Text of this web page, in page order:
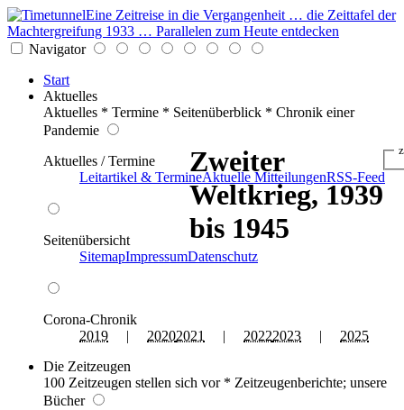
Eine Zeitreise in die Vergangenheit … die Zeittafel der
Machtergreifung 1933 … Parallelen zum Heute entdecken
Navigator
Start
Aktuelles
Aktuelles * Termine * Seitenüberblick * Chronik einer
Pandemie
Aktuelles / Termine
Leitartikel & TermineAktuelle MitteilungenRSS-Feed
Seitenübersicht
SitemapImpressumDatenschutz
Corona-Chronik
2019 | 20202021 | 20222023 | 2025
Die Zeitzeugen
100 Zeitzeugen stellen sich vor * Zeitzeugenberichte; unsere
Bücher
Zweiter
Weltkrieg, 1939
bis 1945